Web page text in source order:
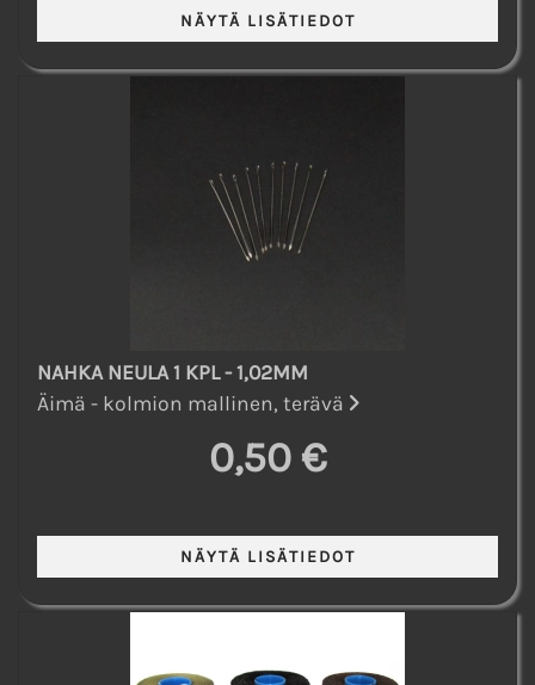
NAHKA NEULA 1 KPL - 1,02MM
Äimä - kolmion mallinen, terävä
0,50 €